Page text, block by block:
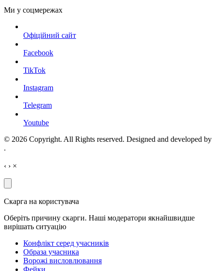
Ми у соцмережах
Офіційний сайт
Facebook
TikTok
Instagram
Telegram
Youtube
© 2026 Copyright. All Rights reserved. Designed and developed by
.
‹ › ×
Скарга на користувача
Оберіть причину скарги. Наші модератори якнайшвидше
вирішать ситуацію
Конфлікт серед учасників
Образа учасника
Ворожі висловлювання
Фейки